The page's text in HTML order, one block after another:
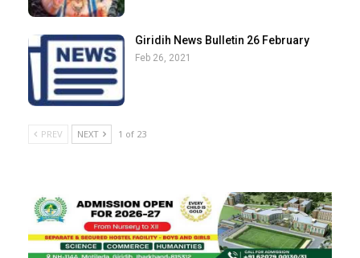
Giridih News Bulletin 26 February
Feb 26, 2021
PREV NEXT 1 of 23